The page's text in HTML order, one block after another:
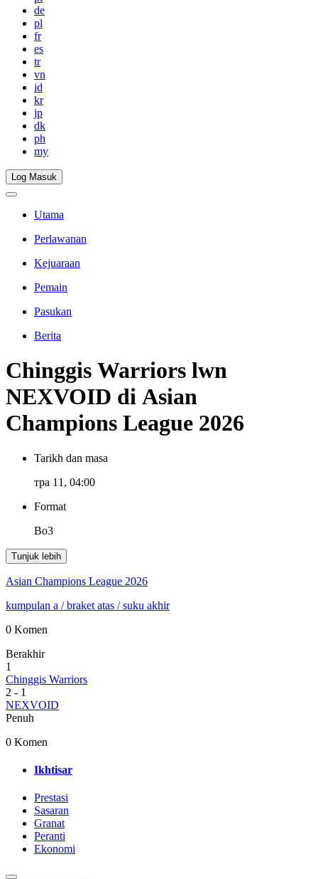
de
pl
fr
es
tr
vn
id
kr
jp
dk
ph
my
Log Masuk
Utama
Perlawanan
Kejuaraan
Pemain
Pasukan
Berita
Chinggis Warriors lwn
NEXVOID di Asian
Champions League 2026
Tarikh dan masa
тра 11, 04:00
Format
Bo3
Tunjuk lebih
Asian Champions League 2026
kumpulan a / braket atas / suku akhir
0 Komen
Berakhir
1
Chinggis Warriors
2 - 1
NEXVOID
Penuh
0 Komen
Ikhtisar
Prestasi
Sasaran
Granat
Peranti
Ekonomi